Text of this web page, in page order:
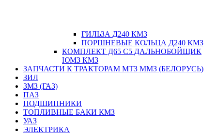
ГИЛЬЗА Д240 КМЗ
ПОРШНЕВЫЕ КОЛЬЦА Д240 КМЗ
КОМПЛЕКТ Д65 С5 ДАЛЬНОБОЙЩИК
ЮМЗ КМЗ
ЗАПЧАСТИ К ТРАКТОРАМ МТЗ ММЗ (БЕЛОРУСЬ)
ЗИЛ
ЗМЗ (ГАЗ)
ПАЗ
ПОДШИПНИКИ
ТОПЛИВНЫЕ БАКИ КМЗ
УАЗ
ЭЛЕКТРИКА